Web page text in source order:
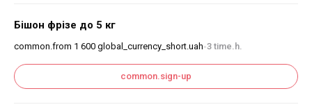
Бішон фрізе до 5 кг
common.from 1 600 global_currency_short.uah•3 time.h.
common.sign-up